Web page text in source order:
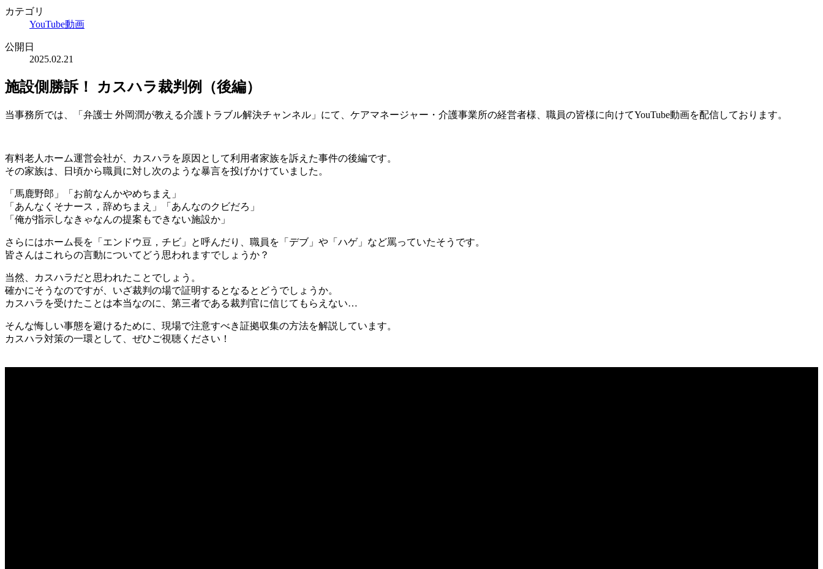
カテゴリ
YouTube動画
公開日
2025.02.21
施設側勝訴！ カスハラ裁判例（後編）
当事務所では、「弁護士 外岡潤が教える介護トラブル解決チャンネル」にて、ケアマネージャー・介護事業所の経営者様、職員の皆様に向けてYouTube動画を配信しております。
有料老人ホーム運営会社が、カスハラを原因として利用者家族を訴えた事件の後編です。
その家族は、日頃から職員に対し次のような暴言を投げかけていました。
「馬鹿野郎」「お前なんかやめちまえ」
「あんなくそナース，辞めちまえ」「あんなのクビだろ」
「俺が指示しなきゃなんの提案もできない施設か」
さらにはホーム長を「エンドウ豆，チビ」と呼んだり、職員を「デブ」や「ハゲ」など罵っていたそうです。
皆さんはこれらの言動についてどう思われますでしょうか？
当然、カスハラだと思われたことでしょう。
確かにそうなのですが、いざ裁判の場で証明するとなるとどうでしょうか。
カスハラを受けたことは本当なのに、第三者である裁判官に信じてもらえない…
そんな悔しい事態を避けるために、現場で注意すべき証拠収集の方法を解説しています。
カスハラ対策の一環として、ぜひご視聴ください！